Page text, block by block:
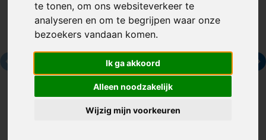
te tonen, om ons websiteverkeer te
analyseren en om te begrijpen waar onze
bezoekers vandaan komen.
Ik ga akkoord
Alleen noodzakelijk
Wijzig mijn voorkeuren